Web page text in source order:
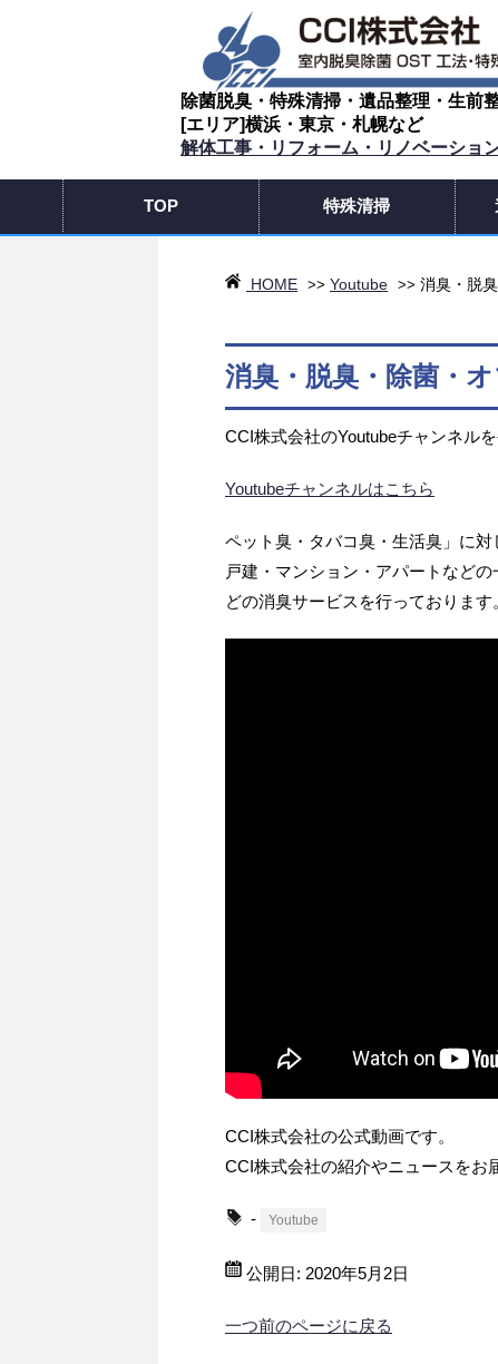
除菌脱臭・特殊清掃・遺品整理・生前
[エリア]横浜・東京・札幌など
解体工事・リフォーム・リノベーショ
TOP 特殊清掃
HOME >> Youtube >> 消臭・脱
消臭・脱臭・除菌・
CCI株式会社のYoutubeチャンネル
Youtubeチャンネルはこちら
ペット臭・タバコ臭・生活臭」に対
戸建・マンション・アパートなど
どの消臭サービスを行っております
CCI株式会社の公式動画です。
CCI株式会社の紹介やニュースをお
- Youtube
公開日: 2020年5月2日
一つ前のページに戻る